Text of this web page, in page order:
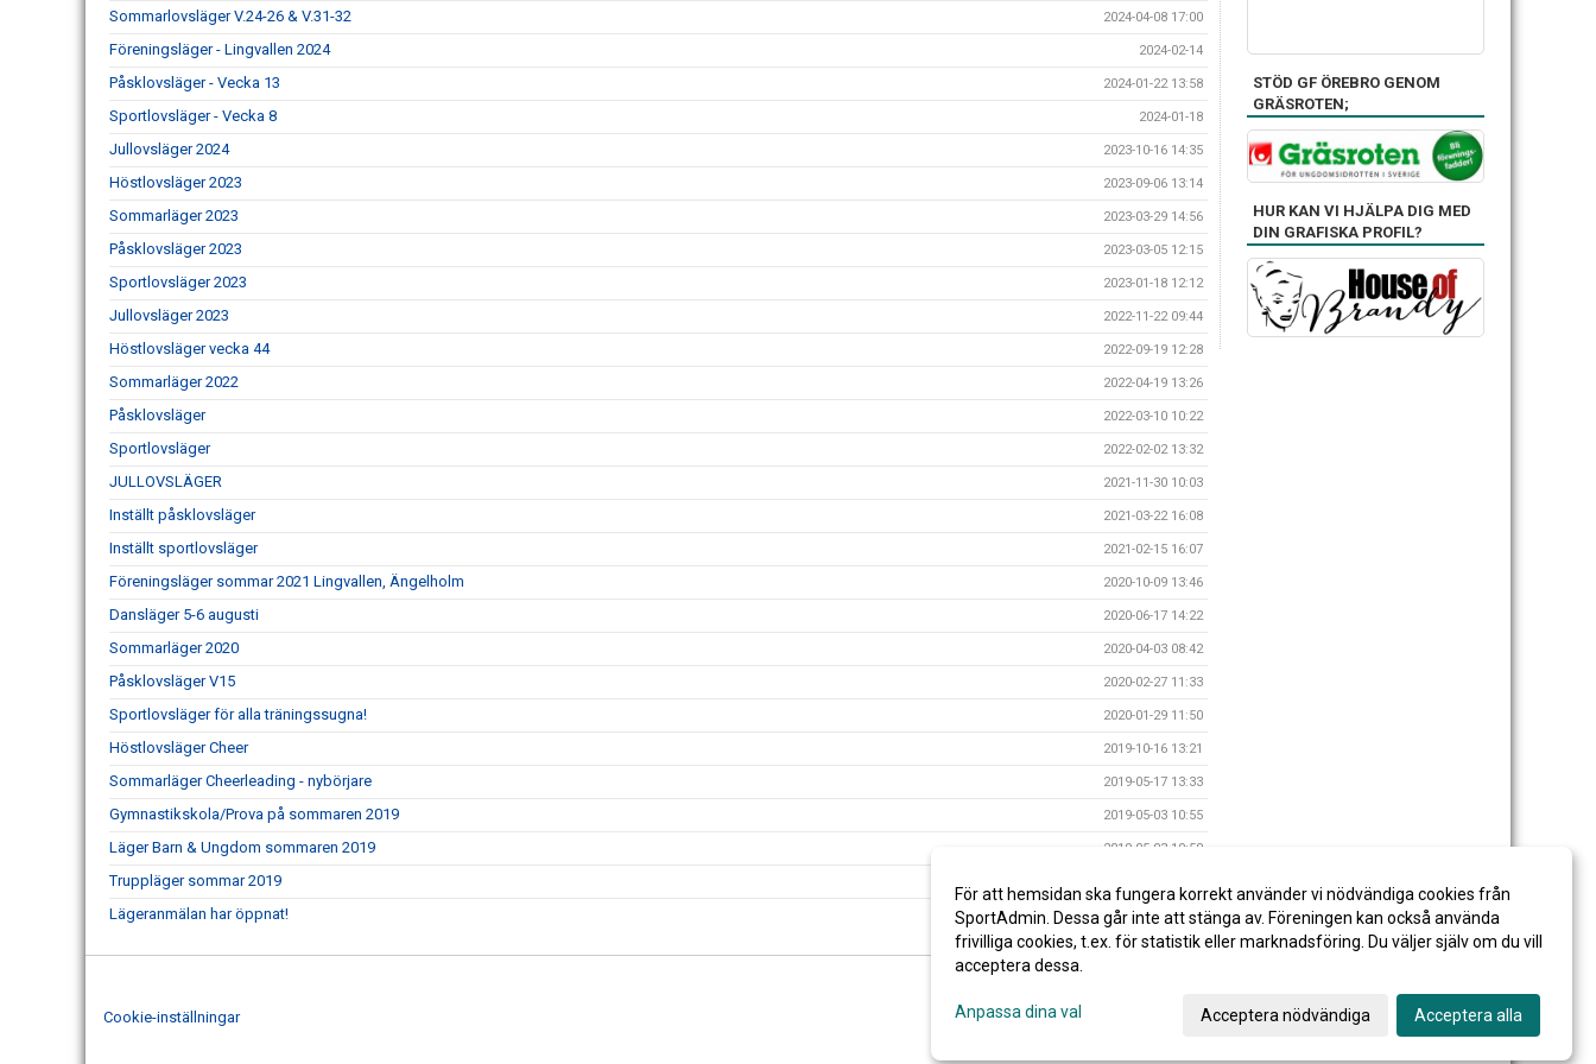
Sommarlovsläger V.24-26 & V.31-32 2024-04-08 17:00
Föreningsläger - Lingvallen 2024 2024-02-14
Påsklovsläger - Vecka 13 2024-01-22 13:58
Sportlovsläger - Vecka 8 2024-01-18
Jullovsläger 2024 2023-10-16 14:35
Höstlovsläger 2023 2023-09-06 13:14
Sommarläger 2023 2023-03-29 14:56
Påsklovsläger 2023 2023-03-05 12:15
Sportlovsläger 2023 2023-01-18 12:12
Jullovsläger 2023 2022-11-22 09:44
Höstlovsläger vecka 44 2022-09-19 12:28
Sommarläger 2022 2022-04-19 13:26
Påsklovsläger 2022-03-10 10:22
Sportlovsläger 2022-02-02 13:32
JULLOVSLÄGER 2021-11-30 10:03
Inställt påsklovsläger 2021-03-22 16:08
Inställt sportlovsläger 2021-02-15 16:07
Föreningsläger sommar 2021 Lingvallen, Ängelholm 2020-10-09 13:46
Dansläger 5-6 augusti 2020-06-17 14:22
Sommarläger 2020 2020-04-03 08:42
Påsklovsläger V15 2020-02-27 11:33
Sportlovsläger för alla träningssugna! 2020-01-29 11:50
Höstlovsläger Cheer 2019-10-16 13:21
Sommarläger Cheerleading - nybörjare 2019-05-17 13:33
Gymnastikskola/Prova på sommaren 2019 2019-05-03 10:55
Läger Barn & Ungdom sommaren 2019 2019-05-03 10:50
Truppläger sommar 2019
Lägeranmälan har öppnat! 2019-03-05 14:00
STÖD GF ÖREBRO GENOM
GRÄSROTEN;
HUR KAN VI HJÄLPA DIG MED
DIN GRAFISKA PROFIL?
Cookie-inställningar
För att hemsidan ska fungera korrekt använder vi nödvändiga cookies från
SportAdmin. Dessa går inte att stänga av. Föreningen kan också använda
frivilliga cookies, t.ex. för statistik eller marknadsföring. Du väljer själv om du vill
acceptera dessa.
Anpassa dina val Acceptera nödvändiga Acceptera alla